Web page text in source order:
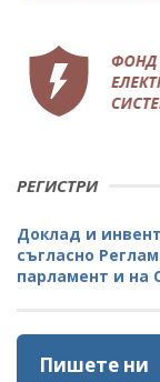
РЕГИСТРИ
Доклад и
съгласно
парламент и на
Пишете ни